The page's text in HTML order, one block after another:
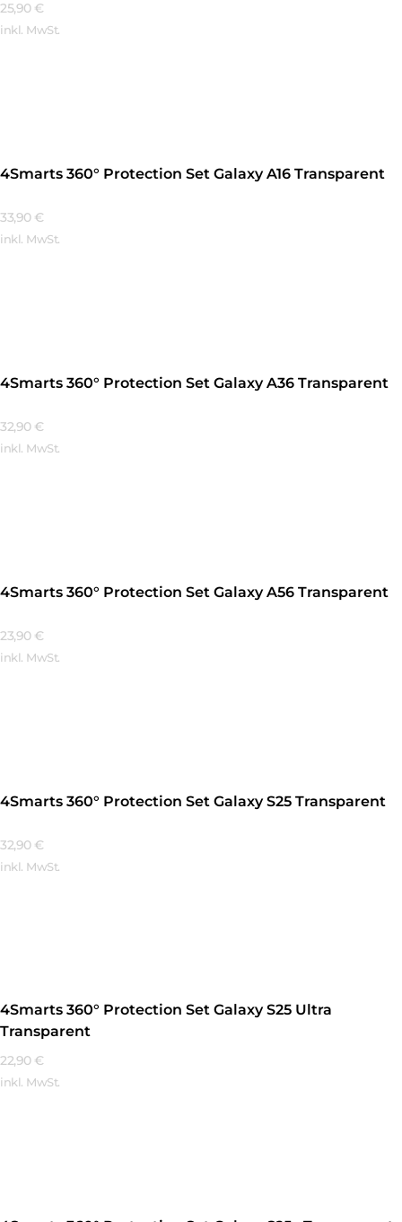
25,90 €
inkl. MwSt.
4Smarts 360° Protection Set Galaxy A16 Transparent
33,90 €
inkl. MwSt.
4Smarts 360° Protection Set Galaxy A36 Transparent
32,90 €
inkl. MwSt.
4Smarts 360° Protection Set Galaxy A56 Transparent
23,90 €
inkl. MwSt.
4Smarts 360° Protection Set Galaxy S25 Transparent
32,90 €
inkl. MwSt.
4Smarts 360° Protection Set Galaxy S25 Ultra
Transparent
22,90 €
inkl. MwSt.